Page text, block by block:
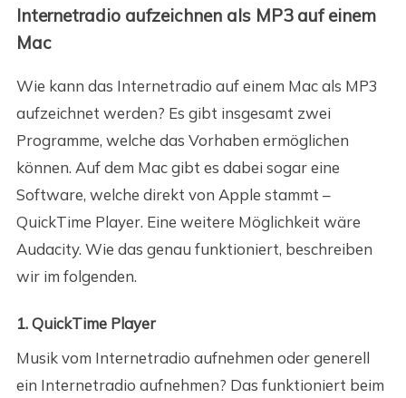
Internetradio aufzeichnen als MP3 auf einem
Mac
Wie kann das Internetradio auf einem Mac als MP3
aufzeichnet werden? Es gibt insgesamt zwei
Programme, welche das Vorhaben ermöglichen
können. Auf dem Mac gibt es dabei sogar eine
Software, welche direkt von Apple stammt –
QuickTime Player. Eine weitere Möglichkeit wäre
Audacity. Wie das genau funktioniert, beschreiben
wir im folgenden.
1. QuickTime Player
Musik vom Internetradio aufnehmen oder generell
ein Internetradio aufnehmen? Das funktioniert beim